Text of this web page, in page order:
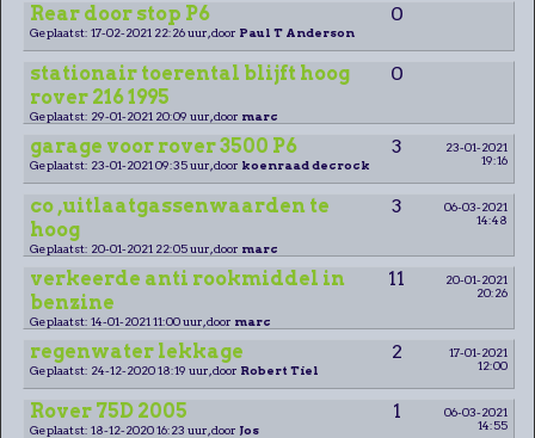
Rear door stop P6 0
Geplaatst: 17-02-2021 22:26 uur, door Paul T Anderson
stationair toerental blijft hoog
rover 216 1995
0
Geplaatst: 29-01-2021 20:09 uur, door marc
garage voor rover 3500 P6 3
23-01-2021
19:16
Geplaatst: 23-01-2021 09:35 uur, door koenraad decrock
co ,uitlaatgassenwaarden te
hoog
3
06-03-2021
14:48
Geplaatst: 20-01-2021 22:05 uur, door marc
verkeerde anti rookmiddel in
benzine
11
20-01-2021
20:26
Geplaatst: 14-01-2021 11:00 uur, door marc
regenwater lekkage 2
17-01-2021
12:00
Geplaatst: 24-12-2020 18:19 uur, door Robert Tiel
Rover 75D 2005 1
06-03-2021
14:55
Geplaatst: 18-12-2020 16:23 uur, door Jos